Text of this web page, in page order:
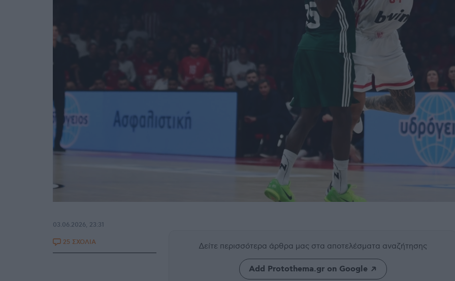
Δείτε περισσότερα άρθρα μας στα αποτελέσματα αναζήτησης
Add Protothema.gr on Google
03.06.2026, 23:31
25 ΣΧΟΛΙΑ